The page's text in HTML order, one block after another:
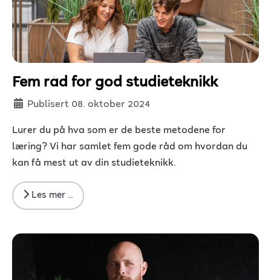
Fem råd for god studieteknikk
Detaljer
Publisert 08. oktober 2024
Lurer du på hva som er de beste metodene for
læring? Vi har samlet fem gode råd om hvordan du
kan få mest ut av din studieteknikk.
Les mer …